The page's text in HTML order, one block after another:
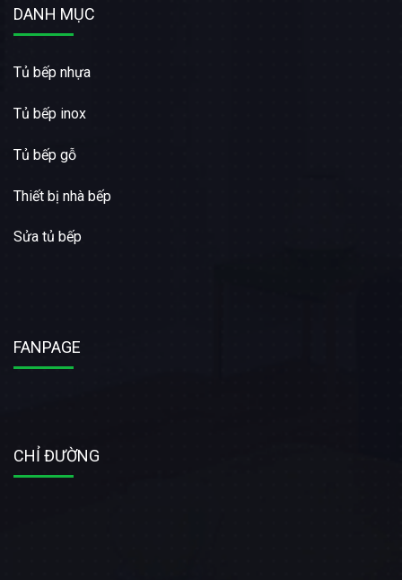
DANH MỤC
Tủ bếp nhựa
Tủ bếp inox
Tủ bếp gỗ
Thiết bị nhà bếp
Sửa tủ bếp
FANPAGE
CHỈ ĐƯỜNG